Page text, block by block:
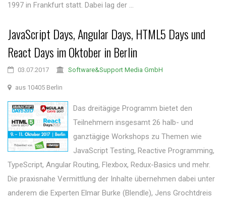
1997 in Frankfurt statt. Dabei lag der ...
JavaScript Days, Angular Days, HTML5 Days und
React Days im Oktober in Berlin
03.07.2017 Software&Support Media GmbH
aus 10405 Berlin
Das dreitägige Programm bietet den
Teilnehmern insgesamt 26 halb- und
ganztägige Workshops zu Themen wie
JavaScript Testing, Reactive Programming,
TypeScript, Angular Routing, Flexbox, Redux-Basics und mehr.
Die praxisnahe Vermittlung der Inhalte übernehmen dabei unter
anderem die Experten Elmar Burke (Blendle), Jens Grochtdreis